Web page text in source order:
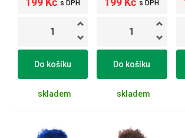
s DPH
Do košíku
skladem
s DPH
Do košíku
skladem